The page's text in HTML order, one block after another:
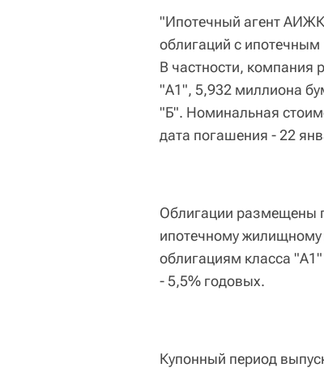
"Ипотечный агент
облигаций с
В частности, компания
"А1", 5,932 миллиона
"Б". Номинальная
дата погашения - 22
Облигации размещены
ипотечному жилищному
облигациям класса
- 5,5% годовых.
Купонный период